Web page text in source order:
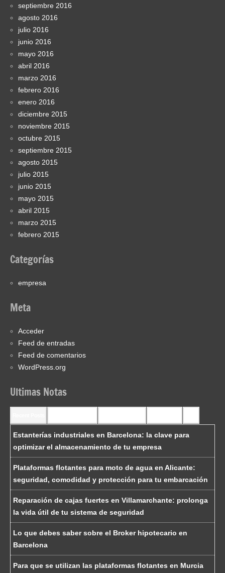
septiembre 2016
agosto 2016
julio 2016
junio 2016
mayo 2016
abril 2016
marzo 2016
febrero 2016
enero 2016
diciembre 2015
noviembre 2015
octubre 2015
septiembre 2015
agosto 2015
julio 2015
junio 2015
mayo 2015
abril 2015
marzo 2015
febrero 2015
Categorías
empresa
Meta
Acceder
Feed de entradas
Feed de comentarios
WordPress.org
Ultimas Notas
Estanterías industriales en Barcelona: la clave para
optimizar el almacenamiento de tu empresa
Plataformas flotantes para moto de agua en Alicante:
seguridad, comodidad y protección para tu embarcación
Reparación de cajas fuertes en Villamarchante: prolonga
la vida útil de tu sistema de seguridad
Lo que debes saber sobre el Broker hipotecario en
Barcelona
Para que se utilizan las plataformas flotantes en Murcia